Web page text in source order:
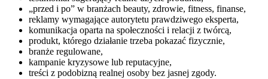
„przed i po” w branżach beauty, zdrowie, fitness, finanse,
reklamy wymagające autorytetu prawdziwego eksperta,
komunikacja oparta na społeczności i relacji z twórcą,
produkt, którego działanie trzeba pokazać fizycznie,
branże regulowane,
kampanie kryzysowe lub reputacyjne,
treści z podobizną realnej osoby bez jasnej zgody.